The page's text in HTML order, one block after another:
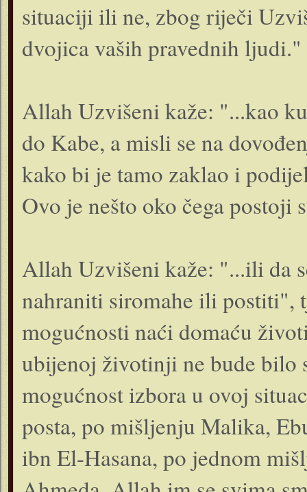
situaciji ili ne, zbog riječi
dvojica vaših pravednih ljudi."
Allah Uzvišeni kaže: "...kao
do Kabe, a misli se na
kako bi je tamo zaklao i
Ovo je nešto oko čega postoji
Allah Uzvišeni kaže: "...ili da
nahraniti siromahe ili postiti",
mogućnosti naći domaću
ubijenoj životinji ne bude bilo
mogućnost izbora u ovoj
posta, po mišljenju Malika,
ibn El-Hasana, po jednom